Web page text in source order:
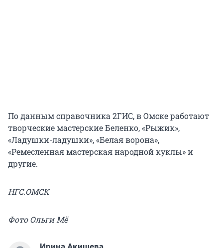
По данным справочника 2ГИС, в Омске работают
творческие мастерские Беленко, «Рыжик»,
«Ладушки-ладушки», «Белая ворона»,
«Ремесленная мастерская народной куклы» и
другие.
НГС.ОМСК
Фото Ольги Мё